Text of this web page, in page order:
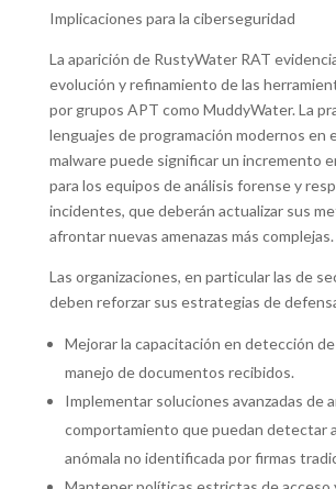
Implicaciones para la ciberseguridad
La aparición de RustyWater RAT
evolución y refinamiento de las
por grupos APT como MuddyWater. La
lenguajes de programación modernos en
malware puede significar un incremento
para los equipos de análisis forense y
incidentes, que deberán actualizar sus
afrontar nuevas amenazas más complejas.
Las organizaciones, en particular las de
deben reforzar sus estrategias de
Mejorar la capacitación en detección
manejo de documentos recibidos.
Implementar soluciones avanzadas de
comportamiento que puedan detectar
anómala no identificada por firmas